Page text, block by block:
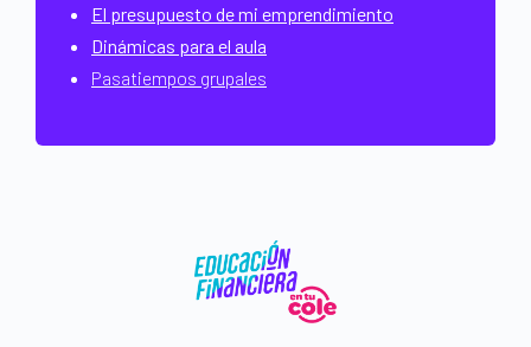
El presupuesto de mi emprendimiento
Dinámicas para el aula
Pasatiempos grupales